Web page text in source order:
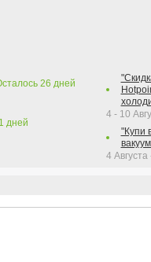
26 дней
дней
4 - 10
"Купи
4